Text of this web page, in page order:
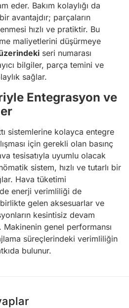
eder. Bakım kolaylığı da
avantajdır; parçaların
hızlı ve pratiktir. Bu
maliyetlerini düşürmeye
seri numarası
bilgiler, parça temini ve
sağlar.
Entegrasyon ve
sistemlerine kolayca entegre
için gerekli olan basınç
tesisatıyla uyumlu olacak
sistem, hızlı ve tutarlı bir
Hava tüketimi
enerji verimliliği de
gelen aksesuarlar ve
kesintisiz devam
Makinenin genel performansı
süreçlerindeki verimliliğin
bulunur.